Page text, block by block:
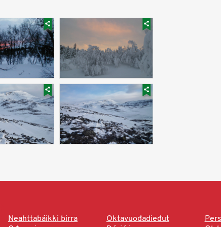
Neahttabáikki birra Oktavuođadieđut